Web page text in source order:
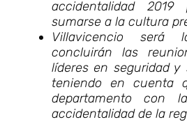
accidentalidad
sumarse a la cultura
Villavicencio será
concluirán las
líderes en seguridad y
teniendo en cuenta
departamento con
accidentalidad de la